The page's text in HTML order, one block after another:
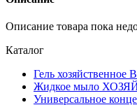
Описание товара пока
Каталог
Гель
Жидкое мыло
Универсальное